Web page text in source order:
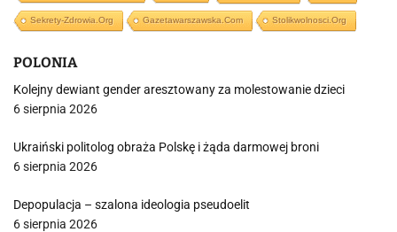
Sekrety-Zdrowia.org Gazetawarszawska.com Stolikwolnosci.org
POLONIA
Kolejny dewiant gender aresztowany za molestowanie dzieci
6 sierpnia 2026
Ukraiński politolog obraża Polskę i żąda darmowej broni
6 sierpnia 2026
Depopulacja – szalona ideologia pseudoelit
6 sierpnia 2026